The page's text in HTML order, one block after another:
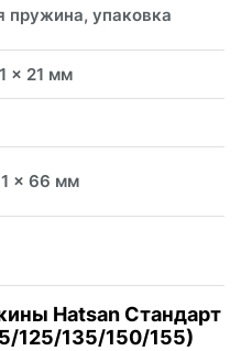
пружина, упаковка
x 21 мм
x 66 мм
Hatsan Стандарт
125/135/150/155)